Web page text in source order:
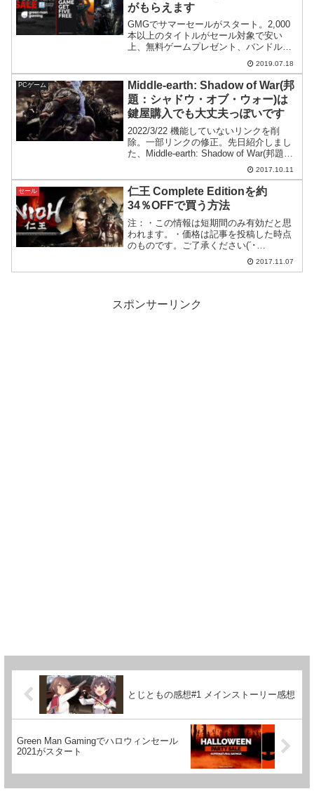
がもらえます
GMGでサマーセールがスタート。2,000
本以上のタイトルがセール対象で安い
上、無料ゲームプレゼント、バンドルプ
レゼント、割引券といった特典がもらえ
る仕組みとなっています。この記事では3
コースに別れた特典の内容について詳細
を見ていきます。
2019.07.18
PCゲーム
Middle-earth: Shadow of War(邦
題：シャドウ・オブ・ウォー)は
鍵屋購入でも大丈夫っぽいです
2022/3/22 機能していないリンクを削
除。一部リンクの修正。先日紹介しまし
た、Middle-earth: Shadow of War(邦題：
シャドウ・オブ・ウォー)安心と信頼の
Gamesplanetで日本からアクティベート
できるかどう...
2017.10.11
セール
仁王 Complete Editionを約
34％OFFで買う方法
注：・この情報は短期間のみ有効だと思
われます。・価格は記事を投稿した時点
のものです。ご了承ください(´･
ω･)y─┛~~仁王 Complete Editionを安く
買うコーエーテクモの仁王 Complete
2017.11.07
スポンサーリンク
とじともの感想#1 メインストーリー感想
Green Man Gamingでハロウィンセール
2021がスタート